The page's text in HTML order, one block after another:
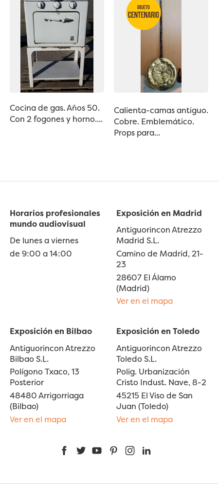
Cocina de gas. Años 50.
Con 2 fogones y horno....
Calienta-camas antiguo.
Cobre. Emblemático.
Props para...
Horarios profesionales
mundo audiovisual
De lunes a viernes
de 9:00 a 14:00
Exposición en Madrid
Antiguorincon Atrezzo
Madrid S.L.
Camino de Madrid, 21-
23
28607 El Álamo
(Madrid)
Ver en el mapa
Exposición en Bilbao
Antiguorincon Atrezzo
Bilbao S.L.
Polígono Txaco, 13
Posterior
48480 Arrigorriaga
(Bilbao)
Ver en el mapa
Exposición en Toledo
Antiguorincon Atrezzo
Toledo S.L.
Polig. Urbanización
Cristo Indust. Nave, 8-2
45215 El Viso de San
Juan (Toledo)
Ver en el mapa
FacebookTwitterYouTubePinterestInstagram